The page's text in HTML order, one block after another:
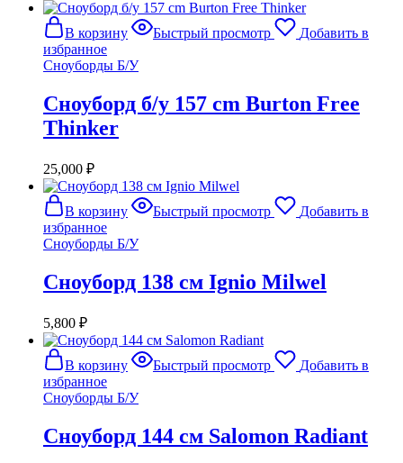
В корзину Быстрый просмотр
Добавить в
избранное
Сноуборды Б/У
Сноуборд б/у 157 cm Burton Free
Thinker
25,000 ₽
В корзину Быстрый просмотр
Добавить в
избранное
Сноуборды Б/У
Сноуборд 138 см Ignio Milwel
5,800 ₽
В корзину Быстрый просмотр
Добавить в
избранное
Сноуборды Б/У
Сноуборд 144 см Salomon Radiant